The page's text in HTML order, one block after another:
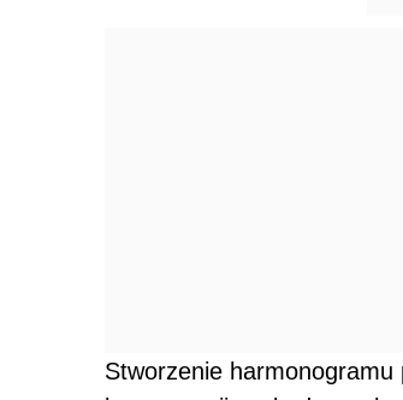
Stworzenie